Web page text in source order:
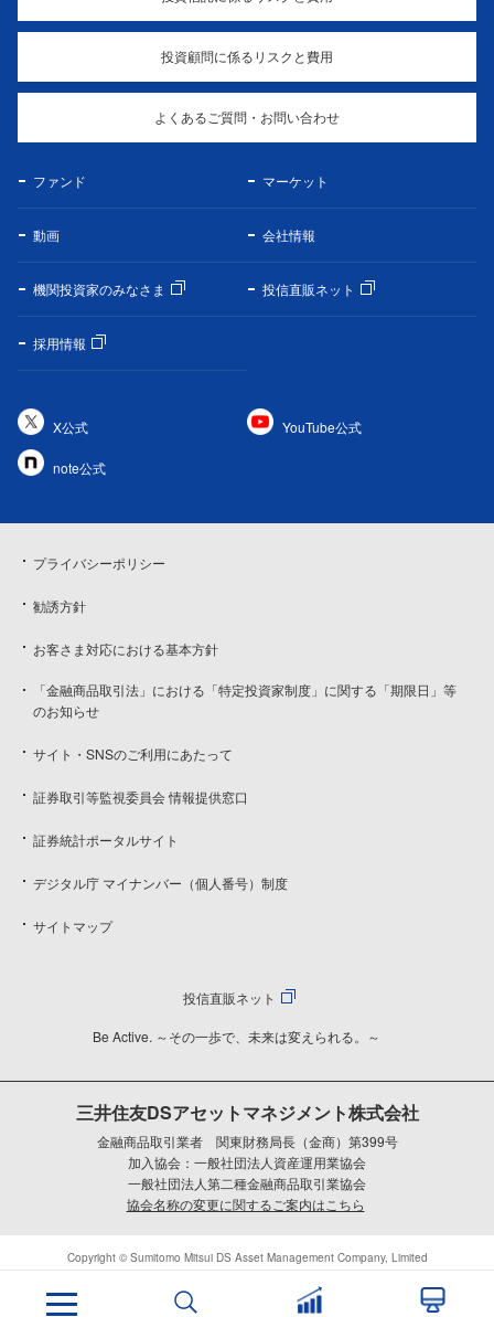
投資顧問に係るリスクと費用
よくあるご質問・お問い合わせ
ファンド マーケット
動画 会社情報
機関投資家のみなさま 投信直販ネット
採用情報
X公式 YouTube公式
note公式
プライバシーポリシー
勧誘方針
お客さま対応における基本方針
「金融商品取引法」における「特定投資家制度」に関する「期限日」等
のお知らせ
サイト・SNSのご利用にあたって
証券取引等監視委員会 情報提供窓口
証券統計ポータルサイト
デジタル庁 マイナンバー（個人番号）制度
サイトマップ
投信直販ネット
Be Active. ～その一歩で、未来は変えられる。～
三井住友DSアセットマネジメント株式会社
金融商品取引業者 関東財務局長（金商）第399号
加入協会：一般社団法人資産運用業協会
一般社団法人第二種金融商品取引業協会
協会名称の変更に関するご案内はこちら
Copyright © Sumitomo Mitsui DS Asset Management Company, Limited